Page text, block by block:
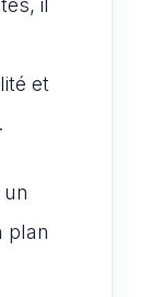
il
et
plan